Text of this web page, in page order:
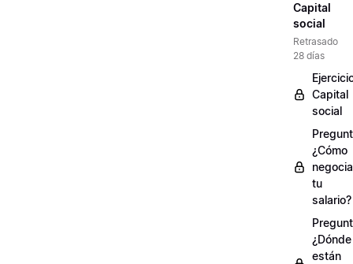
Capital
social
Retrasado
28 días
Capital
social
¿Cómo
tu
salario?
¿Dónde
están